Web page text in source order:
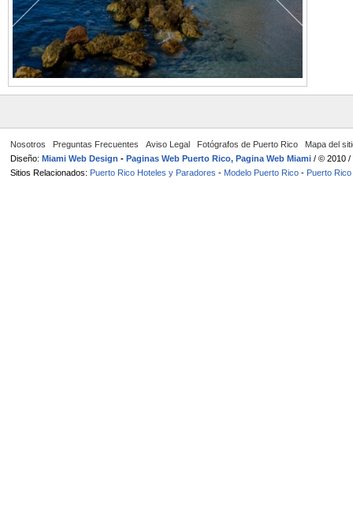
Nosotros Preguntas Frecuentes Aviso Legal Fotógrafos de Puerto Rico
Mapa del
Diseño: Miami Web Design - Paginas Web Puerto Rico, Pagina Web Miami / © 2010 /
Sitios Relacionados: Puerto Rico Hoteles y Paradores - Modelo Puerto Rico - Puerto